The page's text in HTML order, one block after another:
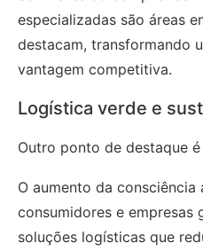
especializadas são áreas
destacam, transformando
vantagem competitiva.
Logística verde e
Outro ponto de destaque
O aumento da consciência
consumidores e empresas
soluções logísticas que